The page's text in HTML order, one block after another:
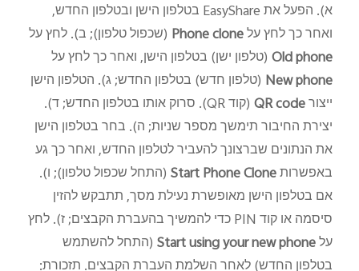
א). הפעל את‎EasyShare‎ ‏ בטלפון הישן ובטלפון החדש,
ואחר כך לחץ על‎Phone clone‎ (שכפול טלפון); ב). לחץ על
‎Old phone‎ (טלפון ישן) בטלפון הישן, ואחר כך לחץ על
‎New phone‎ (טלפון חדש) בטלפון החדש; ג). הטלפון הישן
ייצור‎QR code‎ (קוד‎QR‎‏). סרוק אותו בטלפון החדש; ד).
יצירת החיבור תימשך מספר שניות; ה). בחר בטלפון הישן
את הנתונים שברצונך להעביר לטלפון החדש, ואחר כך גע
באפשרות‎Start Phone Clone‎ (התחל שכפול טלפון); ו).
אם בטלפון הישן מאופשרת נעילת מסך, תתבקש להזין
סיסמה או קוד ‎PIN‎‏ כדי להמשיך בהעברת הקבצים; ז). לחץ
על‎Start using your new phone‎ (התחל להשתמש